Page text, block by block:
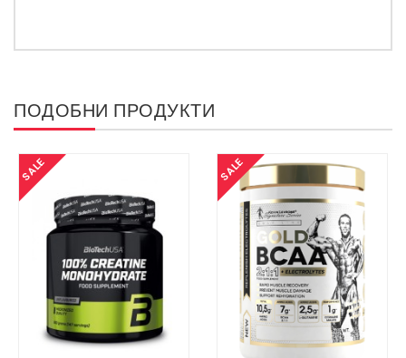
ПОДОБНИ ПРОДУКТИ
SALE SALE